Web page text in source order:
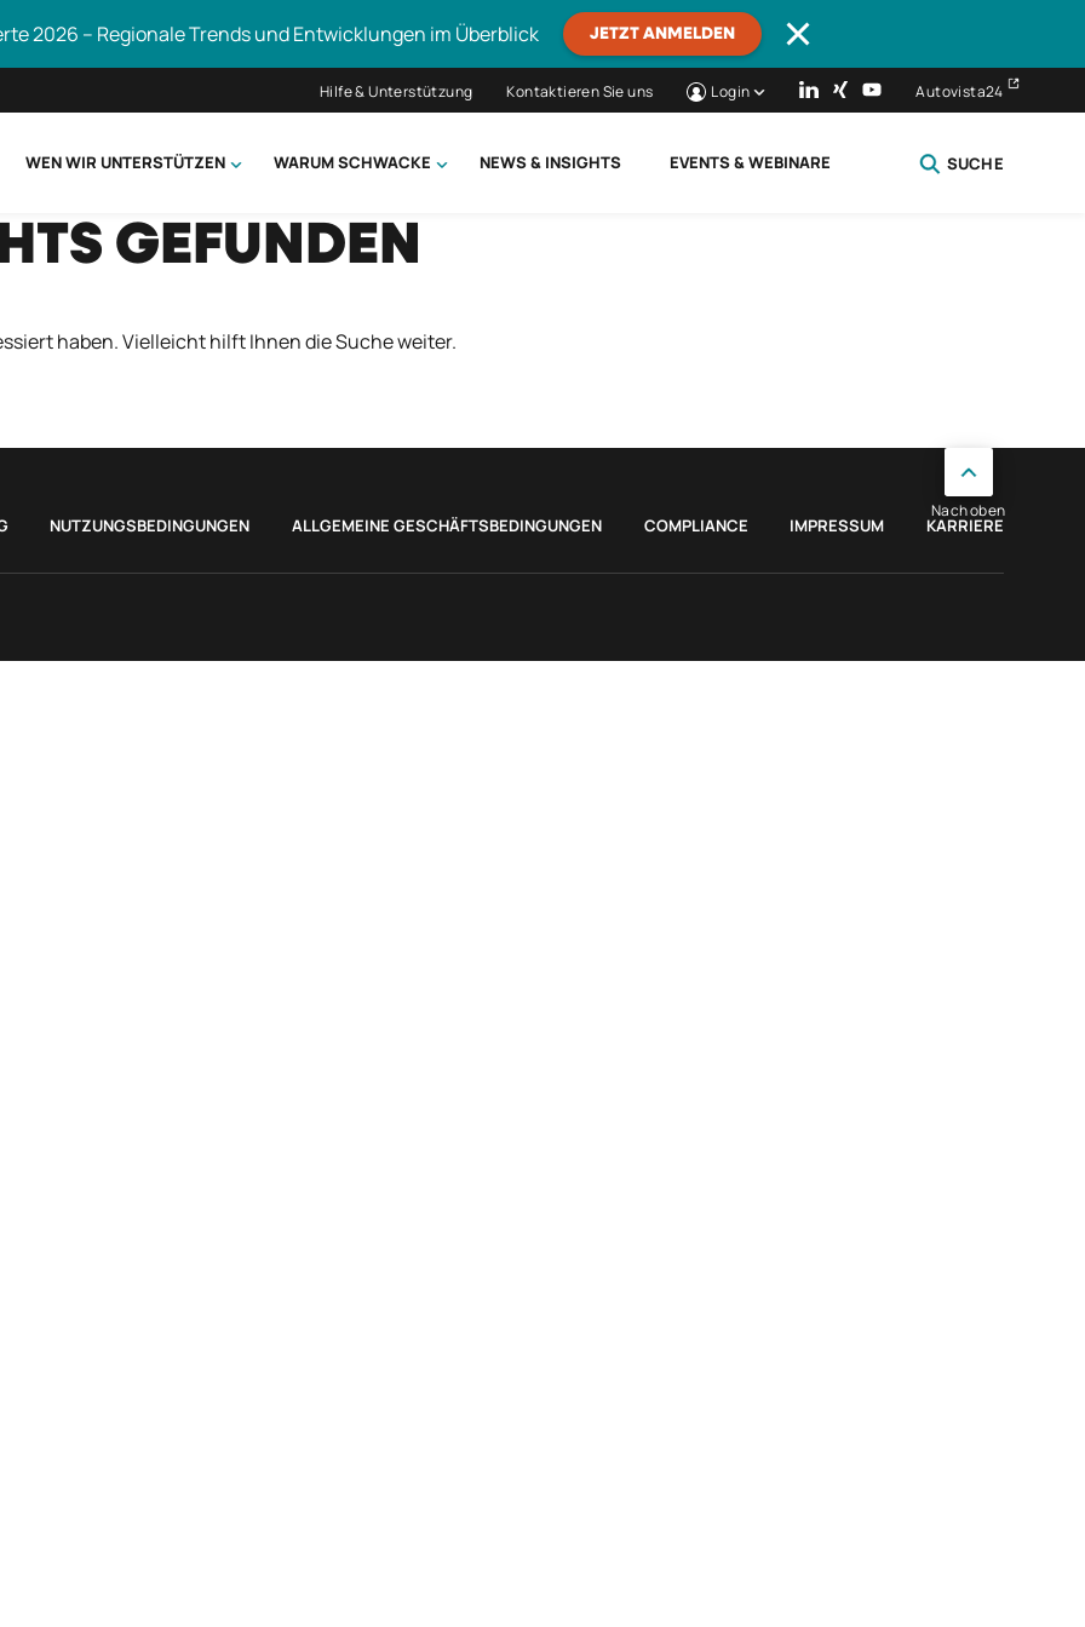
2026 – Regionale Trends und Entwicklungen im Überblick JETZT ANMELDEN
Hilfe & Unterstützung Kontaktieren Sie uns Login Autovista24
WEN WIR UNTERSTÜTZEN WARUM SCHWACKE NEWS & INSIGHTS EVENTS & WEBINARE SUCHE
GEFUNDEN
haben. Vielleicht hilft Ihnen die Suche weiter.
NUTZUNGSBEDINGUNGEN ALLGEMEINE GESCHÄFTSBEDINGUNGEN COMPLIANCE IMPRESSUM KARRIERE
Nach oben